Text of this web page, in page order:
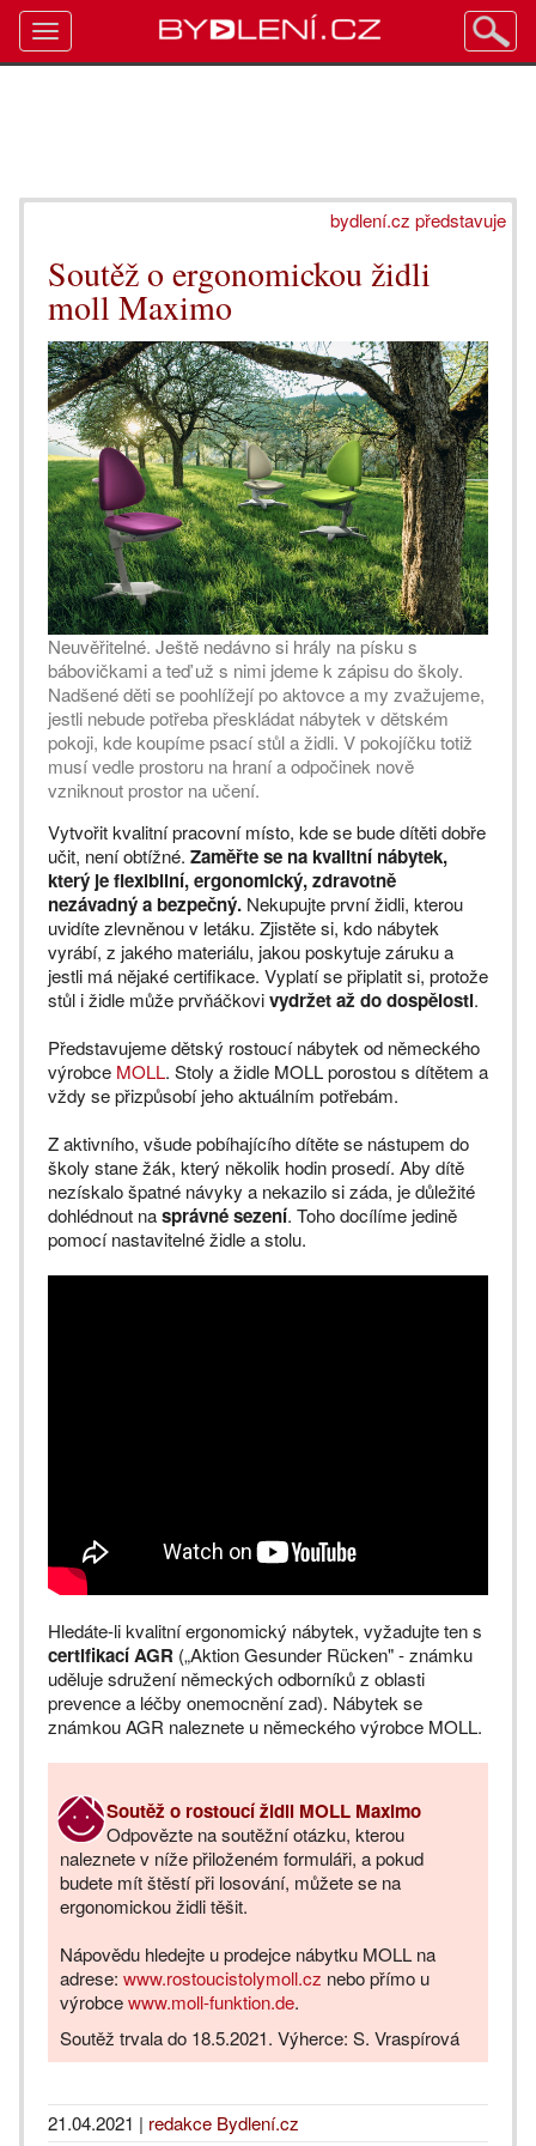
bydlení.cz představuje
Soutěž o ergonomickou židli
moll Maximo
Neuvěřitelné. Ještě nedávno si hrály na písku s
bábovičkami a teď už s nimi jdeme k zápisu do školy.
Nadšené děti se poohlížejí po aktovce a my zvažujeme,
jestli nebude potřeba přeskládat nábytek v dětském
pokoji, kde koupíme psací stůl a židli. V pokojíčku totiž
musí vedle prostoru na hraní a odpočinek nově
vzniknout prostor na učení.
Vytvořit kvalitní pracovní místo, kde se bude dítěti dobře
učit, není obtížné. Zaměřte se na kvalitní nábytek,
který je flexibilní, ergonomický, zdravotně
nezávadný a bezpečný. Nekupujte první židli, kterou
uvidíte zlevněnou v letáku. Zjistěte si, kdo nábytek
vyrábí, z jakého materiálu, jakou poskytuje záruku a
jestli má nějaké certifikace. Vyplatí se připlatit si, protože
stůl i židle může prvňáčkovivydržet až do dospělosti.
Představujeme dětský rostoucí nábytek od německého
výrobce MOLL. Stoly a židle MOLL porostou s dítětem a
vždy se přizpůsobí jeho aktuálním potřebám.
Z aktivního, všude pobíhajícího dítěte se nástupem do
školy stane žák, který několik hodin prosedí. Aby dítě
nezískalo špatné návyky a nekazilo si záda, je důležité
dohlédnout nasprávné sezení. Toho docílíme jedině
pomocí nastavitelné židle a stolu.
Hledáte-li kvalitní ergonomický nábytek, vyžadujte ten s
certifikací AGR („Aktion Gesunder Rücken" - známku
uděluje sdružení německých odborníků z oblasti
prevence a léčby onemocnění zad). Nábytek se
známkou AGR naleznete u německého výrobce MOLL.
Soutěž o rostoucí židli MOLL Maximo
Odpovězte na soutěžní otázku, kterou
naleznete v níže přiloženém formuláři, a pokud
budete mít štěstí při losování, můžete se na
ergonomickou židli těšit.
Nápovědu hledejte u prodejce nábytku MOLL na
adrese: www.rostoucistolymoll.cz nebo přímo u
výrobcewww.moll-funktion.de.
Soutěž trvala do 18.5.2021. Výherce: S. Vraspírová
21.04.2021 | redakce Bydlení.cz
Toggle
navigation